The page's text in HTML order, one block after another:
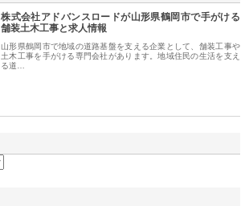
株式会社アドバンスロードが山形県鶴岡市で手がける
舗装土木工事と求人情報
山形県鶴岡市で地域の道路基盤を支える企業として、舗装工事や
土木工事を手がける専門会社があります。地域住民の生活を支え
る道…